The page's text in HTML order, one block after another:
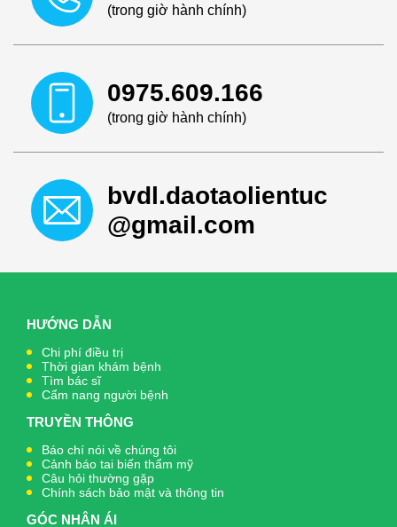
(trong giờ hành chính)
0975.609.166
(trong giờ hành chính)
bvdl.daotaolientuc
@gmail.com
HƯỚNG DẪN
Chi phí điều trị
Thời gian khám bệnh
Tìm bác sĩ
Cẩm nang người bệnh
TRUYỀN THÔNG
Báo chí nói về chúng tôi
Cảnh báo tai biến thẩm mỹ
Câu hỏi thường gặp
Chính sách bảo mật và thông tin
GÓC NHÂN ÁI